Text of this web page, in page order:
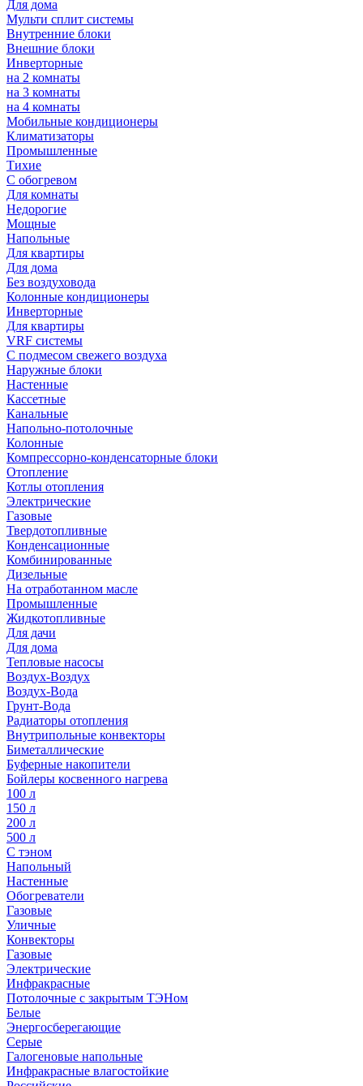
Для дома
Мульти сплит системы
Внутренние блоки
Внешние блоки
Инверторные
на 2 комнаты
на 3 комнаты
на 4 комнаты
Мобильные кондиционеры
Климатизаторы
Промышленные
Тихие
С обогревом
Для комнаты
Недорогие
Мощные
Напольные
Для квартиры
Для дома
Без воздуховода
Колонные кондиционеры
Инверторные
Для квартиры
VRF системы
С подмесом свежего воздуха
Наружные блоки
Настенные
Кассетные
Канальные
Напольно-потолочные
Колонные
Компрессорно-конденсаторные блоки
Отопление
Котлы отопления
Электрические
Газовые
Твердотопливные
Конденсационные
Комбинированные
Дизельные
На отработанном масле
Промышленные
Жидкотопливные
Для дачи
Для дома
Тепловые насосы
Воздух-Воздух
Воздух-Вода
Грунт-Вода
Радиаторы отопления
Внутрипольные конвекторы
Биметаллические
Буферные накопители
Бойлеры косвенного нагрева
100 л
150 л
200 л
500 л
С тэном
Напольный
Настенные
Обогреватели
Газовые
Уличные
Конвекторы
Газовые
Электрические
Инфракрасные
Потолочные с закрытым ТЭНом
Белые
Энергосберегающие
Серые
Галогеновые напольные
Инфракрасные влагостойкие